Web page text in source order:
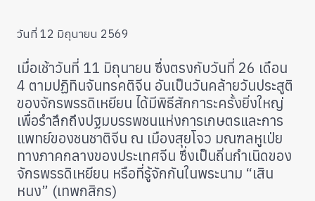
วันที่ 12 มิถุนายน 2569
เมื่อเช้าวันที่ 11 มิถุนายน ซึ่งตรงกับวันที่ 26 เดือน
4 ตามปฏิทินจันทรคติจีน อันเป็นวันคล้ายวันประสูติ
ของจักรพรรดิเหยียน ได้มีพิธีสักการะครั้งยิ่งใหญ่
เพื่อรำลึกถึงปฐมบรรพชนแห่งการเกษตรและการ
แพทย์ของชนชาติจีน ณ เมืองสุยโจว มณฑลหูเป่ย
ทางภาคกลางของประเทศจีน ซึ่งเป็นถิ่นกำเนิดของ
จักรพรรดิเหยียน หรือที่รู้จักกันในพระนาม “เสิน
หนง” (เทพกสิกร)